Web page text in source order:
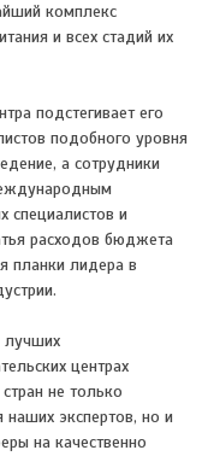
комплекс
и всех стадий их
подстегивает его
подобного уровня
а сотрудники
и
расходов бюджета
планки лидера в
лучших
центрах
не только
экспертов, но и
на качественно